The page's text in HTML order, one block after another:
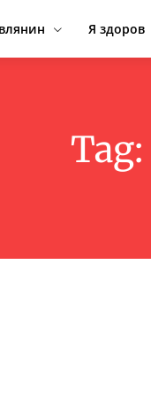
Я здоров
Tag: